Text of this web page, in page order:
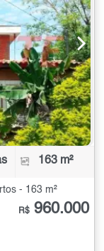
163 m²
- 163 m²
R$ 960.000